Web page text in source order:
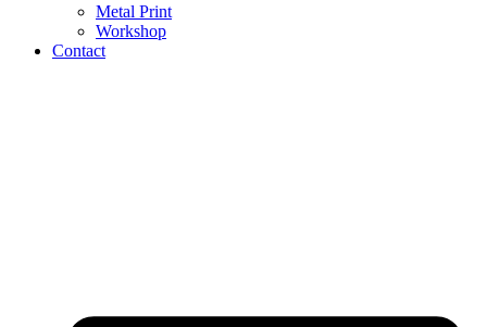
Metal Print
Workshop
Contact